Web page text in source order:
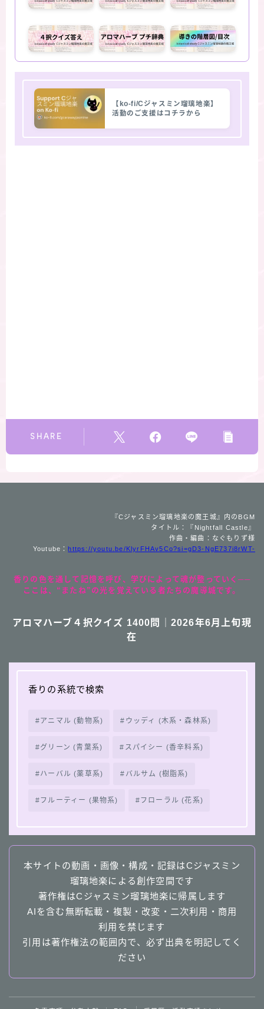
【ko-fi/Cジャスミン瑠璃地楽】
活動のご支援はコチラから
SHARE
『Cジャスミン瑠璃地楽の魔王城』内のBGM
タイトル：『Nightfall Castle』
作曲・編曲：なぐもりず様
Youtube：https://youtu.be/KlyrFHAv5Co?si=gD3-NgE737i8rWT-
香りの色を通して記憶を呼び、学びによって魂が整っていく──
ここは、“またね”の光を覚えている者たちの魔導城です。
アロマハーブ４択クイズ 1400問｜2026年6月上旬現
在
香りの系統で検索
アニマル (動物系) ウッディ (木系・森林系)
グリーン (青葉系) スパイシー (香辛料系)
ハーバル (薬草系) バルサム (樹脂系)
フルーティー (果物系) フローラル (花系)
本サイトの動画・画像・構成・記録はCジャスミン
瑠璃地楽による創作空間です
著作権はCジャスミン瑠璃地楽に帰属します
AIを含む無断転載・複製・改変・二次利用・商用
利用を禁じます
引用は著作権法の範囲内で、必ず出典を明記してく
ださい